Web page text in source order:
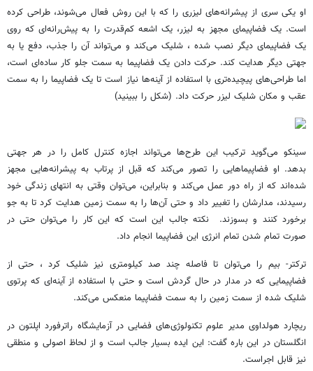
او یکی سری از پیشرانه‌های لیزری را که با این روش فعال می‌شوند، طراحی کرده
است. یک فضاپیمای مجهز به لیزر، یک اشعه کم‌قدرت را به پیش‌رانه‌ای که روی
یک فضاپیمای دیگر نصب شده ، شلیک می‌کند و می‌تواند آن را جذب، دفع یا به
جهتی دیگر هدایت کند. حرکت دادن یک فضاپیما به سمت جلو کار ساده‌ای است،
اما طراحی‌های پیچیده‌تری با استفاده از آینه‌ها نیاز است تا یک فضاپیما را به سمت
عقب و مکان شلیک لیزر حرکت داد. (شکل را ببینید)
سینکو می‌گوید ترکیب این طرح‌ها می‌تواند اجازه کنترل کامل را در هر جهتی
بدهد. او فضاپیماهایی را تصور می‌کند که قبل از پرتاب به پیشرانه‌هایی مجهز
شده‌اند که از راه دور عمل می‌کند و بنابراین، می‌توان وقتی به انتهای زندگی خود
رسیدند، مدارشان را تغییر داد و حتی آن‌ها را به سمت زمین هدایت کرد تا به جو
برخورد کنند و بسوزند. نکته جالب این است که این کار را می‌توان حتی در
صورت تمام شدن تمام انرژی این فضاپیما انجام داد.
ترکتر- بیم را می‌توان تا فاصله چند صد کیلومتری نیز شلیک کرد ، حتی از
فضاپیمایی که در مدار در حال گردش است و حتی با استفاده از آینه‌ای که پرتوی
شلیک شده از سمت زمین را به سمت فضاپیما منعکس می‌کند.
ریچارد هولداوی مدیر علوم تکنولوژی‌های فضایی در آزمایشگاه راترفورد اپلتون در
انگلستان در این باره گفت: این ایده بسیار جالب است و از لحاظ اصولی و منطقی
نیز قابل اجراست.